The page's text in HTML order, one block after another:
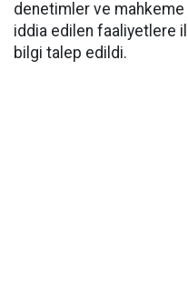
denetimler ve mahkeme
iddia edilen faaliyetlere
bilgi talep edildi.